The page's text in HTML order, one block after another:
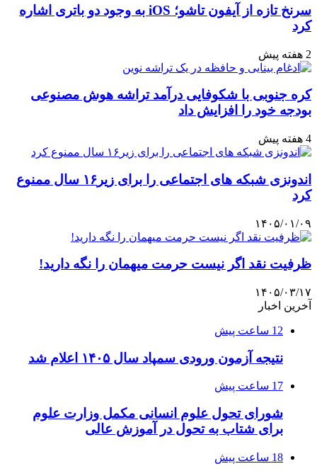
سرنخ تازه از آیفون تاشو؛ iOS به وجود دو باتری اشاره
کرد
2 هفته پیش
کره جنوبی با شکوفایی درآمد تراشه هوش مصنوعی
بودجه خود را افزایش داد
4 هفته پیش
اندونزی شبکه های اجتماعی را برای زیر۱۶ سال ممنوع
کرد
۱۴۰۵/۰۱/۰۹
ظرفیت نقد اگر نیست حرمت میهمان را نگه دارید!
۱۴۰۵/۰۳/۱۷
آخرین اخبار
12 ساعت پیش
نتیجه آزمون ورودی سمپاد سال ۱۴۰۵ اعلام شد
17 ساعت پیش
شورای تحول علوم انسانی مکمل وزارت علوم
برای شتاب به تحول در آموزش عالی
18 ساعت پیش